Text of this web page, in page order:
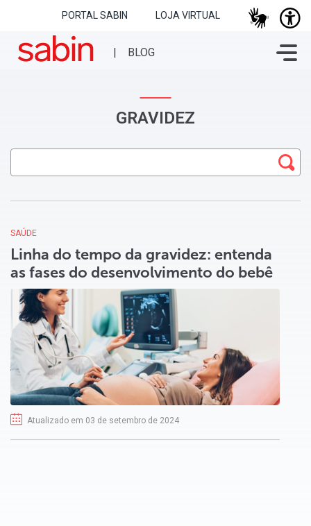
PORTAL SABIN LOJA VIRTUAL
GRAVIDEZ
Atualizado em 03 de setembro de 2024
SAÚDE
Linha do tempo da gravidez: entenda
as fases do desenvolvimento do bebê